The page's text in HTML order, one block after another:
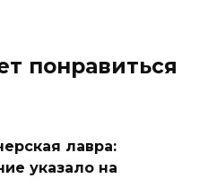
понравиться
лавра:
указало на